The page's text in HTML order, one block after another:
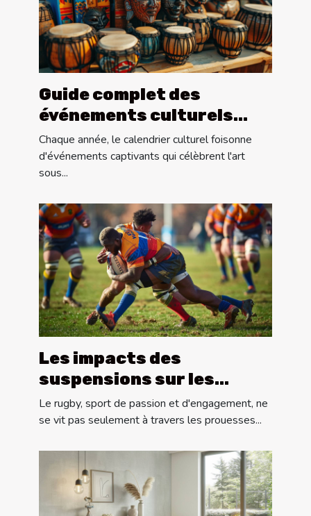
Guide complet des
événements culturels
annuels à ne pas manquer
Chaque année, le calendrier culturel foisonne
d'événements captivants qui célèbrent l'art
sous...
Les impacts des
suspensions sur les
performances des
équipes de rugby
Le rugby, sport de passion et d'engagement, ne
se vit pas seulement à travers les prouesses...